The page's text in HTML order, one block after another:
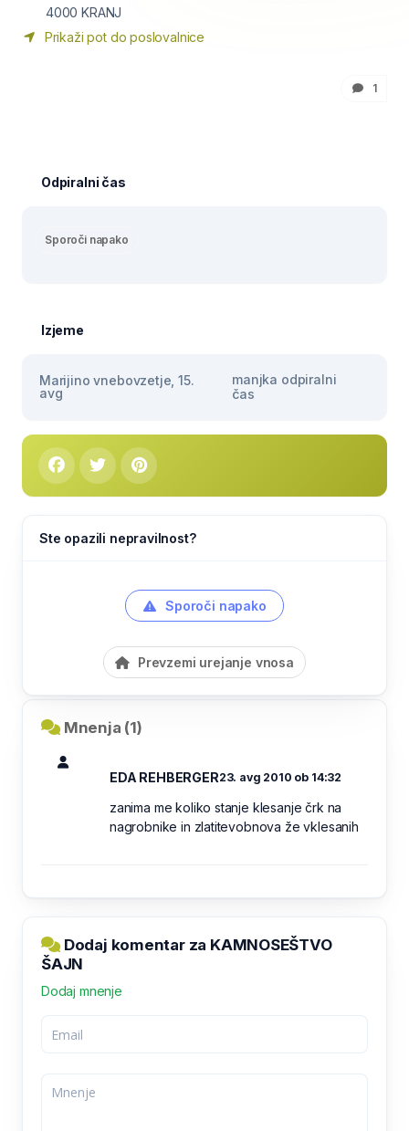
4000 KRANJ
Prikaži pot do poslovalnice
1
Odpiralni čas
Sporoči napako
Izjeme
Marijino vnebovzetje, 15.
avg
manjka odpiralni
čas
Ste opazili nepravilnost?
Sporoči napako
Prevzemi urejanje vnosa
Mnenja (1)
EDA REHBERGER23. avg 2010 ob 14:32
zanima me koliko stanje klesanje črk na
nagrobnike in zlatitevobnova že vklesanih
Dodaj komentar za KAMNOSEŠTVO
ŠAJN
Dodaj mnenje